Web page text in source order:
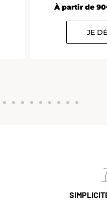
À partir de
JE